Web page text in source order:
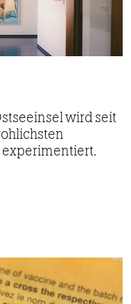
wird seit